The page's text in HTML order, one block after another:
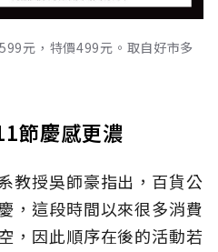
元，特價499元。取自好市多
節慶感更濃
教授吳師豪指出，百貨公
，這段時間以來很多消費
，因此順序在後的活動若